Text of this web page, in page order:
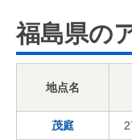
福島県の
地点名
茂庭